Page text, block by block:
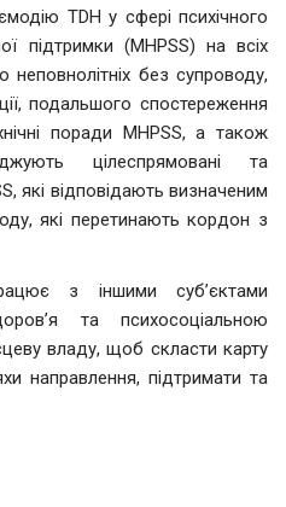
TDH у сфері психічного
підтримки (MHPSS) на всіх
без супроводу,
подальшого спостереження
поради MHPSS, а також
цілеспрямовані та
які відповідають визначеним
які перетинають кордон з
з іншими суб’єктами
та психосоціальною
владу, щоб скласти карту
направлення, підтримати та